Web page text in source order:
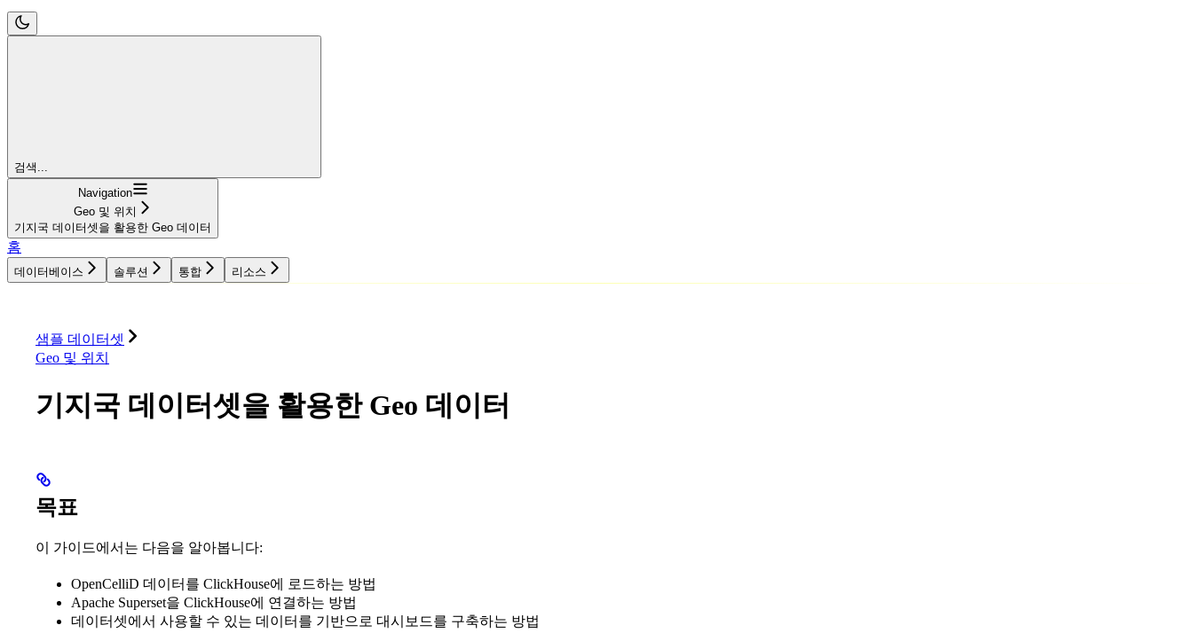
검색...
Navigation
Geo 및 위치
기지국 데이터셋을 활용한 Geo 데이터
홈
데이터베이스 솔루션 통합 리소스
샘플 데이터셋
Geo 및 위치
기지국 데이터셋을 활용한 Geo 데이터
목표
이 가이드에서는 다음을 알아봅니다:
OpenCelliD 데이터를 ClickHouse에 로드하는 방법
Apache Superset을 ClickHouse에 연결하는 방법
데이터셋에서 사용할 수 있는 데이터를 기반으로 대시보드를 구축하는 방법